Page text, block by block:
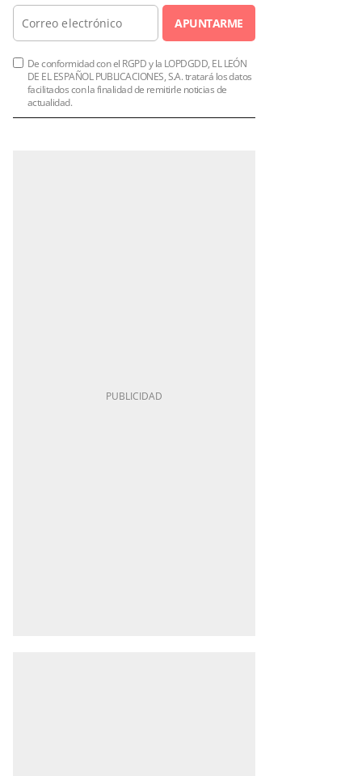
APUNTARME
De conformidad con el RGPD y la LOPDGDD, EL LEÓN
DE EL ESPAÑOL PUBLICACIONES, S.A. tratará los datos
facilitados con la finalidad de remitirle noticias de
actualidad.